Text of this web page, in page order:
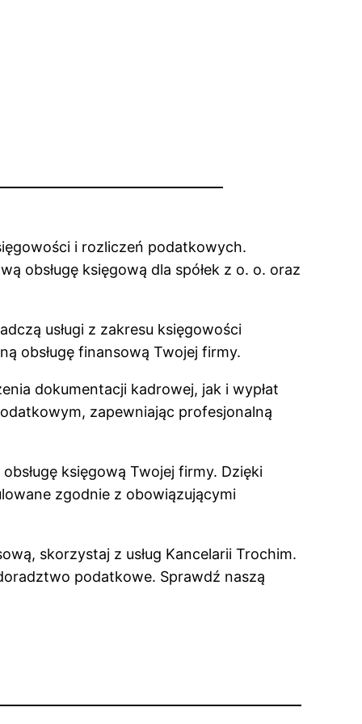
i rozliczeń podatkowych.
obsługę księgową dla spółek z o. o. oraz
usługi z zakresu księgowości
obsługę finansową Twojej firmy.
dokumentacji kadrowej, jak i wypłat
zapewniając profesjonalną
księgową Twojej firmy. Dzięki
zgodnie z obowiązującymi
skorzystaj z usług Kancelarii Trochim.
podatkowe. Sprawdź naszą